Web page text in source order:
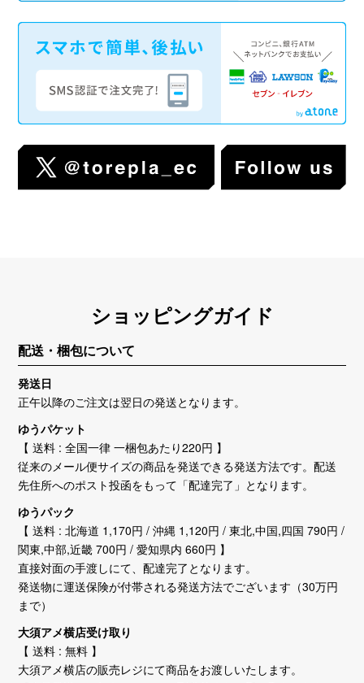
ショッピングガイド
配送・梱包について
発送日
正午以降のご注文は翌日の発送となります。
ゆうパケット
【 送料 : 全国一律 一梱包あたり220円 】
従来のメール便サイズの商品を発送できる発送方法です。配送
先住所へのポスト投函をもって「配達完了」となります。
ゆうパック
【 送料 : 北海道 1,170円 / 沖縄 1,120円 / 東北,中国,四国 790円 /
関東,中部,近畿 700円 / 愛知県内 660円 】
直接対面の手渡しにて、配達完了となります。
発送物に運送保険が付帯される発送方法でございます（30万円
まで）
大須アメ横店受け取り
【 送料 : 無料 】
大須アメ横店の販売レジにて商品をお渡しいたします。